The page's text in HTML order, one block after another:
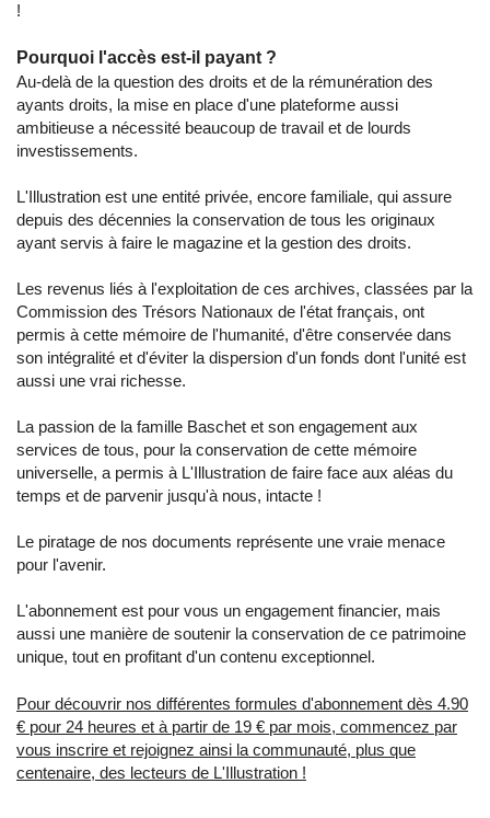
!
Pourquoi l'accès est-il payant ?
Au-delà de la question des droits et de la rémunération des
ayants droits, la mise en place d'une plateforme aussi
ambitieuse a nécessité beaucoup de travail et de lourds
investissements.
L'Illustration est une entité privée, encore familiale, qui assure
depuis des décennies la conservation de tous les originaux
ayant servis à faire le magazine et la gestion des droits.
Les revenus liés à l'exploitation de ces archives, classées par la
Commission des Trésors Nationaux de l'état français, ont
permis à cette mémoire de l'humanité, d'être conservée dans
son intégralité et d'éviter la dispersion d'un fonds dont l'unité est
aussi une vrai richesse.
La passion de la famille Baschet et son engagement aux
services de tous, pour la conservation de cette mémoire
universelle, a permis à L'Illustration de faire face aux aléas du
temps et de parvenir jusqu'à nous, intacte !
Le piratage de nos documents représente une vraie menace
pour l'avenir.
L'abonnement est pour vous un engagement financier, mais
aussi une manière de soutenir la conservation de ce patrimoine
unique, tout en profitant d'un contenu exceptionnel.
Pour découvrir nos différentes formules d'abonnement dès 4.90
€ pour 24 heures et à partir de 19 € par mois, commencez par
vous inscrire et rejoignez ainsi la communauté, plus que
centenaire, des lecteurs de L'Illustration !